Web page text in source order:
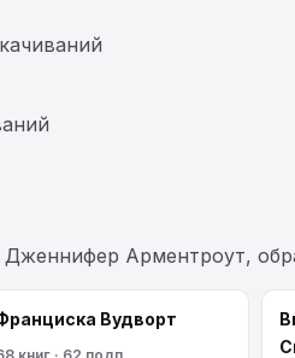
Дженнифер Арментроут,
Вудворт